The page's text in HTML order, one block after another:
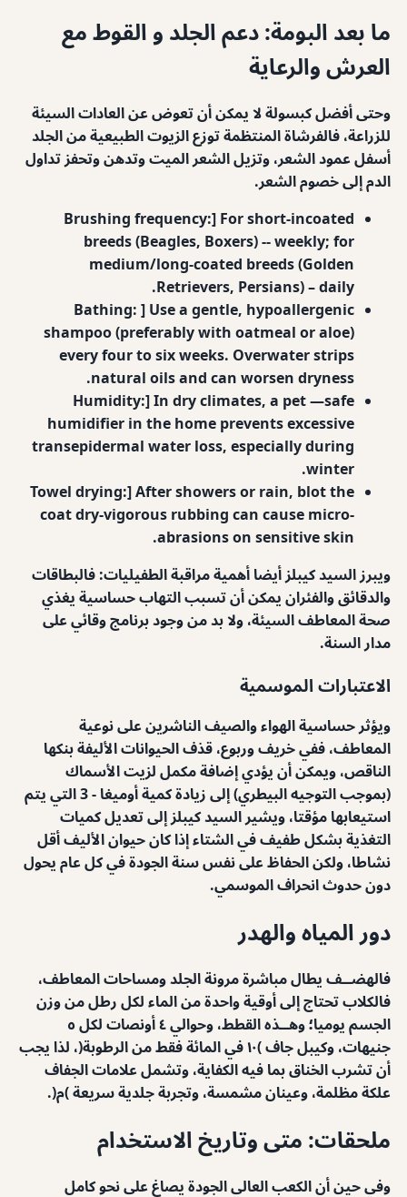
ما بعد البومة: دعم الجلد و القوط مع
العرش والرعاية
وحتى أفضل كبسولة لا يمكن أن تعوض عن العادات السيئة
للزراعة، فالفرشاة المنتظمة توزع الزيوت الطبيعية من الجلد
أسفل عمود الشعر، وتزيل الشعر الميت وتدهن وتحفز تداول
الدم إلى خصوم الشعر.
Brushing frequency:] For short-incoated
breeds (Beagles, Boxers) -- weekly; for
medium/long-coated breeds (Golden
Retrievers, Persians) – daily.
Bathing: ] Use a gentle, hypoallergenic
shampoo (preferably with oatmeal or aloe)
every four to six weeks. Overwater strips
natural oils and can worsen dryness.
Humidity:] In dry climates, a pet —safe
humidifier in the home prevents excessive
transepidermal water loss, especially during
winter.
Towel drying:] After showers or rain, blot the
coat dry-vigorous rubbing can cause micro-
abrasions on sensitive skin.
ويبرز السيد كيبلز أيضا أهمية مراقبة الطفيليات: فالبطاقات
والدقائق والفئران يمكن أن تسبب التهاب حساسية يغذي
صحة المعاطف السيئة، ولا بد من وجود برنامج وقائي على
مدار السنة.
الاعتبارات الموسمية
ويؤثر حساسية الهواء والصيف الناشرين على نوعية
المعاطف، ففي خريف وربوع، قذف الحيوانات الأليفة بنكها
الناقص، ويمكن أن يؤدي إضافة مكمل لزيت الأسماك
(بموجب التوجيه البيطري) إلى زيادة كمية أوميغا - 3 التي يتم
استيعابها مؤقتا، ويشير السيد كيبلز إلى تعديل كميات
التغذية بشكل طفيف في الشتاء إذا كان حيوان الأليف أقل
نشاطا، ولكن الحفاظ على نفس سنة الجودة في كل عام يحول
دون حدوث انحراف الموسمي.
دور المياه والهدر
فالهضــف يطال مباشرة مرونة الجلد ومساحات المعاطف،
فالكلاب تحتاج إلى أوقية واحدة من الماء لكل رطل من وزن
الجسم يوميا؛ وهــذه القطط، وحوالي ٤ أونصات لكل ٥
جنيهات، وكيبل جاف )١٠ في المائة فقط من الرطوبة(، لذا يجب
أن تشرب الخناق بما فيه الكفاية، وتشمل علامات الجفاف
علكة مظلمة، وعينان مشمسة، وتجربة جلدية سريعة )م(.
ملحقات: متى وتاريخ الاستخدام
وفي حين أن الكعب العالي الجودة يصاغ على نحو كامل